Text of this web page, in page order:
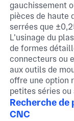
gauchissement
pièces de haute
serrées que
L'usinage du
de formes
connecteurs ou
aux outils de
offre une option
petites séries
Recherche
CNC